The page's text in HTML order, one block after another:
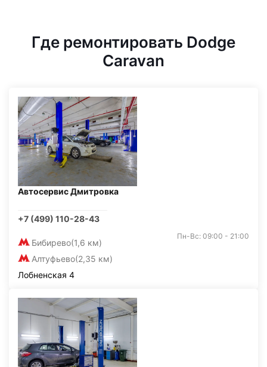
Где ремонтировать Dodge
Caravan
Автосервис Дмитровка
+7 (499) 110-28-43
Бибирево(1,6 км)
Алтуфьево(2,35 км)
Пн-Вс: 09:00 - 21:00
Лобненская 4